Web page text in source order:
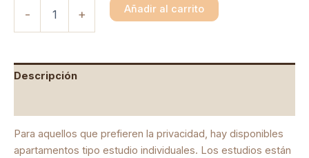
hasta
- + Añadir al carrito
Descripción
Para aquellos que prefieren la privacidad, hay disponibles
apartamentos tipo estudio individuales. Los estudios están